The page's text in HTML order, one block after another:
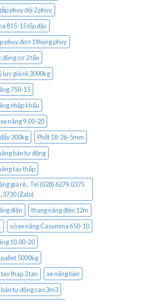
phuy đôi 2 phuy
815-15 lốp đặc
phuy đơn 1 thùng phuy
động cơ 2 tấn
lực giá rẻ 3000kg
750-15
nhập khẩu
nâng 9.00-20
300kg
Phốt 18-26-5mm
bán tự động
tay thấp
giá rẻ.. Tel (028) 6279.0375
(Zalo)
điện
thang nâng điện 12m
vỏ xe nâng Casumina 650-10
10.00-20
pallet 5000kg
thap 3 tan
xe nâng bàn
bán tự động cao 3m3